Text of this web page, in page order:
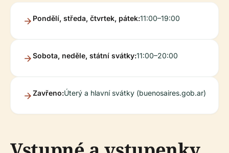
Pondělí, středa, čtvrtek, pátek:11:00–19:00
Sobota, neděle, státní svátky:11:00–20:00
Zavřeno:Úterý a hlavní svátky (buenosaires.gob.ar)